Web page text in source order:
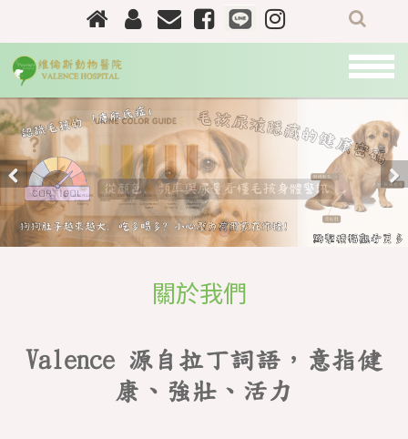
關
於
我
們
最
新
資
訊
醫
Previous
關於我們
Valence 源自拉丁詞語，意指健
康、強壯、活力